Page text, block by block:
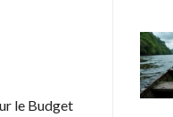
le Budget